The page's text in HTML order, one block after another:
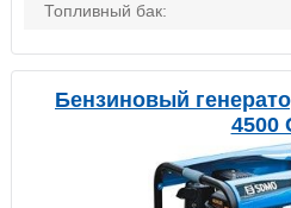
Топливный бак:
Бензиновый
4500